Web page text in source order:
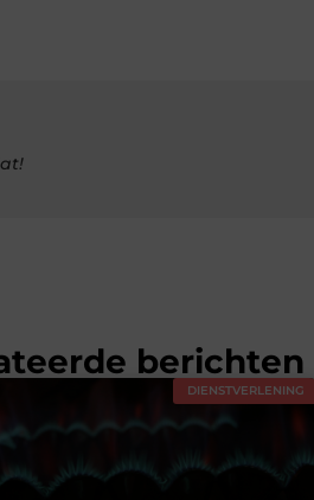
berichten
DIENSTVERLENING